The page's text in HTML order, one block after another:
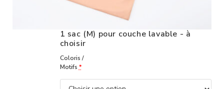
1 sac (M) pour couche lavable - à
choisir
Coloris /
Motifs *